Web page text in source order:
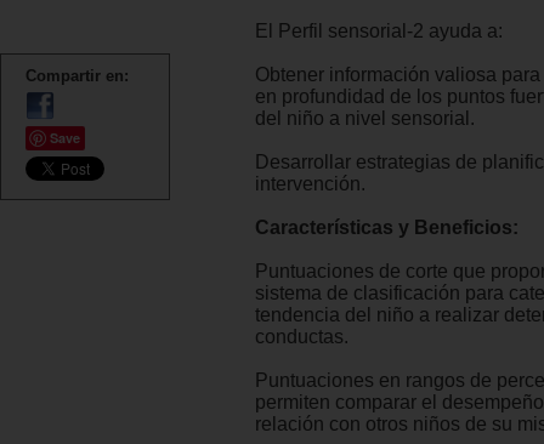
Compartir en:
Save
El Perfil sensorial-2 ayuda a:
Obtener información valiosa
en profundidad de los puntos
del niño a nivel sensorial.
Desarrollar estrategias de
intervención.
Características y Beneficios:
Puntuaciones de corte que
sistema de clasificación para
tendencia del niño a realizar
conductas.
Puntuaciones en rangos de
permiten comparar el
relación con otros niños de su